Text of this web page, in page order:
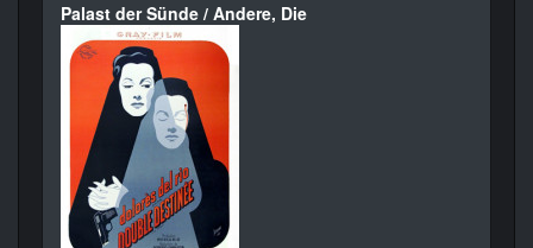
Palast der Sünde / Andere, Die